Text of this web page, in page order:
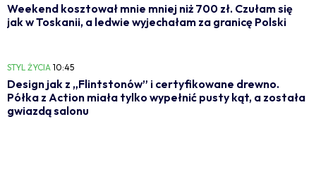
Weekend kosztował mnie mniej niż 700 zł. Czułam się
jak w Toskanii, a ledwie wyjechałam za granicę Polski
STYL ŻYCIA 10:45
Design jak z „Flintstonów” i certyfikowane drewno.
Półka z Action miała tylko wypełnić pusty kąt, a została
gwiazdą salonu